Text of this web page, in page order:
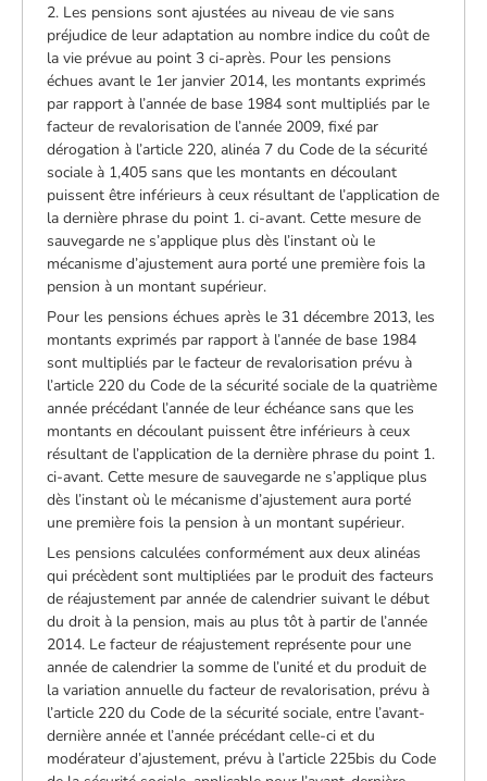
2. Les pensions sont ajustées au niveau de vie sans
préjudice de leur adaptation au nombre indice du coût de
la vie prévue au point 3 ci-après. Pour les pensions
échues avant le 1er janvier 2014, les montants exprimés
par rapport à l’année de base 1984 sont multipliés par le
facteur de revalorisation de l’année 2009, fixé par
dérogation à l’article 220, alinéa 7 du Code de la sécurité
sociale à 1,405 sans que les montants en découlant
puissent être inférieurs à ceux résultant de l’application de
la dernière phrase du point 1. ci-avant. Cette mesure de
sauvegarde ne s’applique plus dès l’instant où le
mécanisme d’ajustement aura porté une première fois la
pension à un montant supérieur.
Pour les pensions échues après le 31 décembre 2013, les
montants exprimés par rapport à l’année de base 1984
sont multipliés par le facteur de revalorisation prévu à
l’article 220 du Code de la sécurité sociale de la quatrième
année précédant l’année de leur échéance sans que les
montants en découlant puissent être inférieurs à ceux
résultant de l’application de la dernière phrase du point 1.
ci-avant. Cette mesure de sauvegarde ne s’applique plus
dès l’instant où le mécanisme d’ajustement aura porté
une première fois la pension à un montant supérieur.
Les pensions calculées conformément aux deux alinéas
qui précèdent sont multipliées par le produit des facteurs
de réajustement par année de calendrier suivant le début
du droit à la pension, mais au plus tôt à partir de l’année
2014. Le facteur de réajustement représente pour une
année de calendrier la somme de l’unité et du produit de
la variation annuelle du facteur de revalorisation, prévu à
l’article 220 du Code de la sécurité sociale, entre l’avant-
dernière année et l’année précédant celle-ci et du
modérateur d’ajustement, prévu à l’article 225bis du Code